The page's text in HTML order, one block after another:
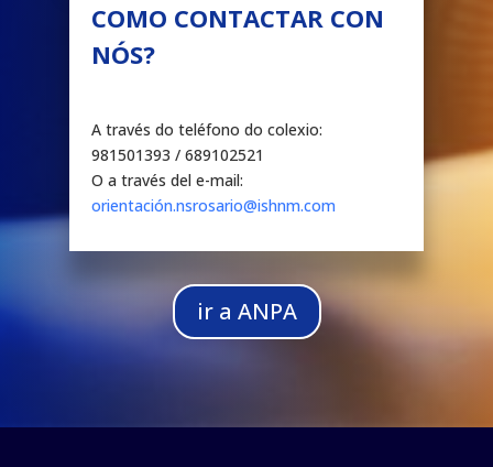
COMO CONTACTAR CON
NÓS?
A través do teléfono do colexio:
981501393 / 689102521
O a través del e-mail:
orientación.nsrosario@ishnm.com
ir a ANPA